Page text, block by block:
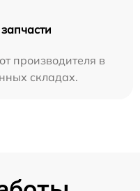
производителя в
складах.